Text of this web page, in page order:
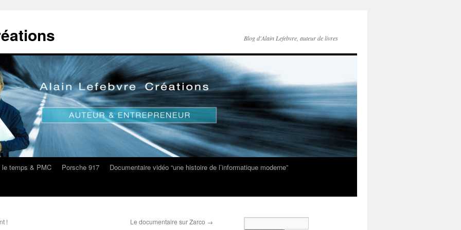
Blog d'Alain Lefebvre, auteur de livres
le temps & PMC Porsche 917
Documentaire vidéo “une histoire de l’informatique moderne”
! Le documentaire sur Zarco →